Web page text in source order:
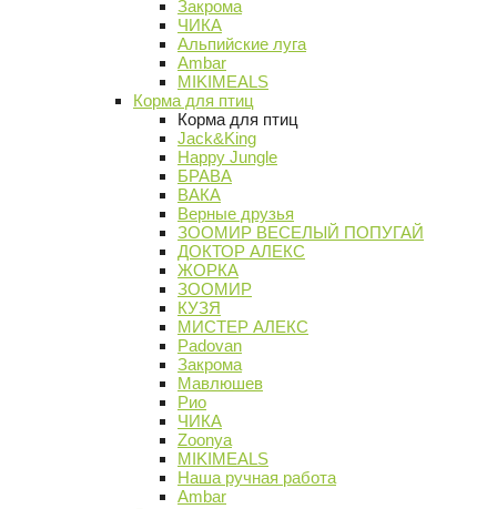
Закрома
ЧИКА
Альпийские луга
Ambar
MIKIMEALS
Корма для птиц
Корма для птиц
Jack&King
Happy Jungle
БРАВА
ВАКА
Верные друзья
ЗООМИР ВЕСЕЛЫЙ ПОПУГАЙ
ДОКТОР АЛЕКС
ЖОРКА
ЗООМИР
КУЗЯ
МИСТЕР АЛЕКС
Padovan
Закрома
Мавлюшев
Рио
ЧИКА
Zoonya
MIKIMEALS
Наша ручная работа
Ambar